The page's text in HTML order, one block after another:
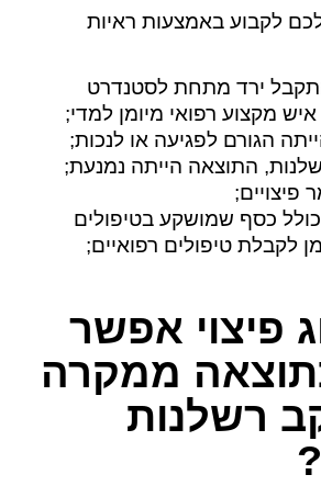
לקבוע באמצעות ראיות
ירד מתחת לסטנדרט
מקצוע רפואי מיומן למדי;
הגורם לפגיעה או לנכות;
התוצאה הייתה נמנעת;
פיצויים;
כולל כסף שמושקע בטיפולים
לקבלת טיפולים רפואיים;
פיצוי אפשר
ממקרה
רשלנות